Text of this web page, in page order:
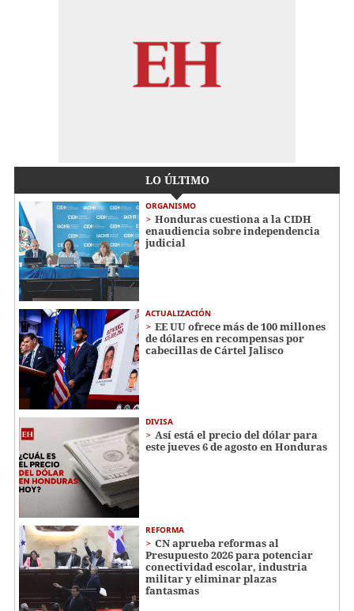
LO ÚLTIMO
ORGANISMO
Honduras cuestiona a la CIDH
enaudiencia sobre independencia
judicial
ACTUALIZACIÓN
EE UU ofrece más de 100 millones
de dólares en recompensas por
cabecillas de Cártel Jalisco
DIVISA
Así está el precio del dólar para
este jueves 6 de agosto en Honduras
REFORMA
CN aprueba reformas al
Presupuesto 2026 para potenciar
conectividad escolar, industria
militar y eliminar plazas
fantasmas